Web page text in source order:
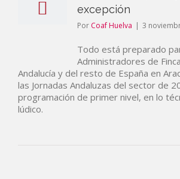
excepción
Por Coaf Huelva | 3
Todo está preparado
Administradores de
Andalucía y del resto de España en
las Jornadas Andaluzas del sector de
programación de primer nivel, en lo
lúdico.